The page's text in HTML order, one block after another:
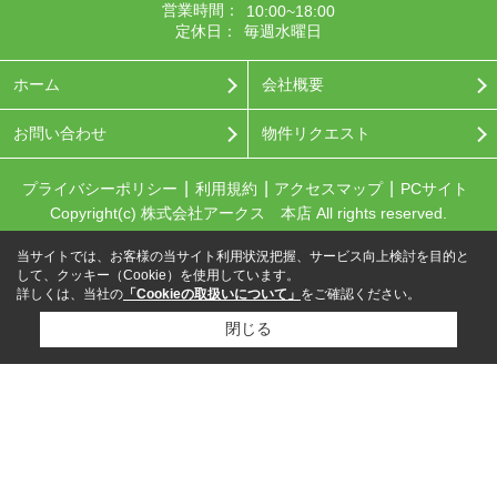
営業時間：
10:00~18:00
定休日：
毎週水曜日
ホーム 会社概要
お問い合わせ 物件リクエスト
プライバシーポリシー 利用規約 アクセスマップ
PCサイト
Copyright(c) 株式会社アークス 本店 All rights reserved.
当サイトでは、お客様の当サイト利用状況把握、サービス向上検討を目的と
して、クッキー（Cookie）を使用しています。
詳しくは、当社の 「Cookieの取扱いについて」 をご確認ください。
閉じる